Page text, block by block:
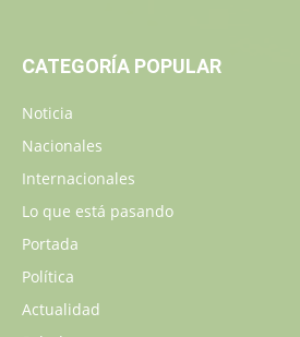
CATEGORÍA POPULAR
Noticia
Nacionales
Internacionales
Lo que está pasando
Portada
Política
Actualidad